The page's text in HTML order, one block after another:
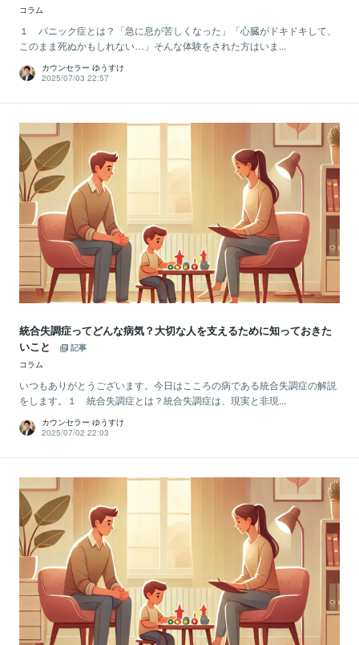
コラム
１ パニック症とは？「急に息が苦しくなった」「心臓がドキドキして、
このまま死ぬかもしれない…」そんな体験をされた方はいま...
カウンセラー ゆうすけ
2025/07/03 22:57
統合失調症ってどんな病気？大切な人を支えるために知っておきた
いこと
記事
コラム
いつもありがとうございます。今日はこころの病である統合失調症の解説
をします。１ 統合失調症とは？統合失調症は、現実と非現...
カウンセラー ゆうすけ
2025/07/02 22:03